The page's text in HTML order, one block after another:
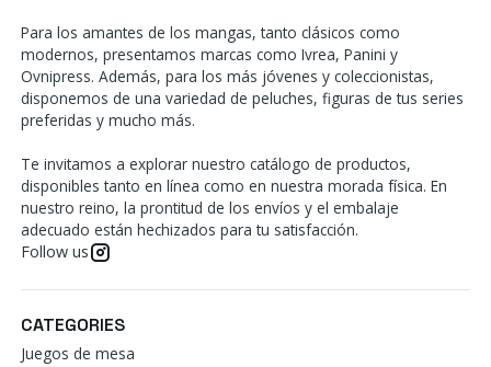
Para los amantes de los mangas, tanto clásicos como
modernos, presentamos marcas como Ivrea, Panini y
Ovnipress. Además, para los más jóvenes y coleccionistas,
disponemos de una variedad de peluches, figuras de tus series
preferidas y mucho más.
Te invitamos a explorar nuestro catálogo de productos,
disponibles tanto en línea como en nuestra morada física. En
nuestro reino, la prontitud de los envíos y el embalaje
adecuado están hechizados para tu satisfacción.
Follow us
CATEGORIES
Juegos de mesa